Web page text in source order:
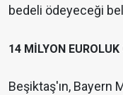
bedeli ödeyeceği
14 MİLYON EUROLUK
Beşiktaş'ın, Bayern